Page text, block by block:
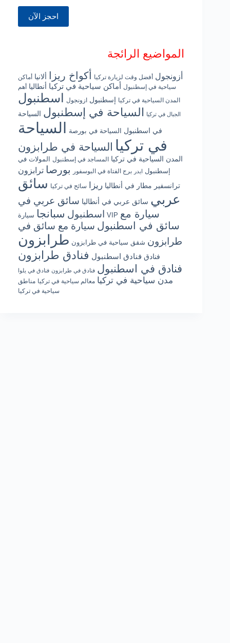
المواضيع الرائجة
أزونجول أفضل وقت لزيارة تركيا أكواخ ريزا ألانيا أماكن
سياحية في إسطنبول أماكن سياحية في تركيا أنطاليا أهم
المدن السياحية في تركيا إسطنبول ازونجول اسطنبول
الجبال في تركيا السياحة في إسطنبول السياحة
في اسطنبول السياحة في بورصة السياحة
في تركيا السياحة في طرابزون
المدن السياحية في تركيا المساجد في إسطنبول المولات في
إسطنبول ايدر برج الفتاة في البوسفور بورصا ترابزون
ترانسفير مطار في أنطاليا ريزا سائح في تركيا سائق
عربي سائق عربي في أنطاليا سائق عربي في
اسطنبول سبانجا سيارة VIP سيارة مع
سائق في اسطنبول سيارة مع سائق في
طرابزون شقق سياحية في طرابزون طرابزون
فنادق فنادق اسطنبول فنادق طرابزون
فنادق في اسطنبول فنادق في طرابزون فنادق في يلوا
مدن سياحية في تركيا معالم سياحية في تركيا مناطق
سياحية في تركيا